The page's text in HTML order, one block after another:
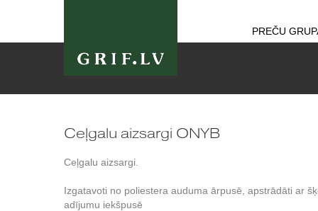
PREČU
Ceļgalu aizsargi ONYB
Ceļgalu aizsargi.
Izgatavoti no poliestera auduma ārpusē, apstrādāti ar
adījumu iekšpusē